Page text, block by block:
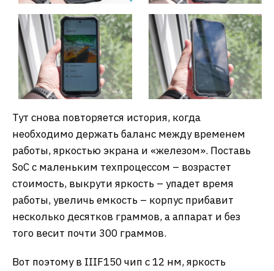
Тут снова повторяется история, когда
необходимо держать баланс между временем
работы, яркостью экрана и «железом». Поставь
SoC с маленьким техпроцессом – возрастет
стоимость, выкрути яркость – упадет время
работы, увеличь емкость – корпус прибавит
несколько десятков граммов, а аппарат и без
того весит почти 300 граммов.
Вот поэтому в IIIF150 чип с 12 нм, яркость